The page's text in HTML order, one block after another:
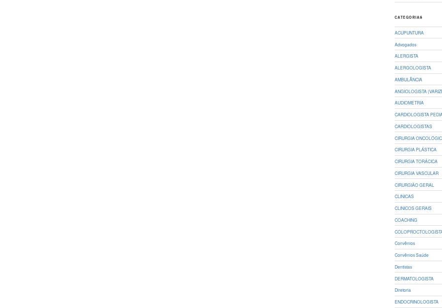
CATEGORIAS
ACUPUNTURA
Advogados
ALERGISTA
ALERGOLOGISTA
AMBULÂNCIA
ANGIOLOGISTA
AUDIOMETRIA
CARDIOLOGISTA
CARDIOLOGISTAS
CIRURGIA
CIRURGIA PLÁSTICA
CIRURGIA TORÁCICA
CIRURGIA VASCULAR
CIRURGIÃO GERAL
CLINICAS
CLINICOS GERAIS
COACHING
Convênios
Convênios Saúde
Dentistas
DERMATOLOGISTA
Diretoria
ENDOCRINOLOGISTA